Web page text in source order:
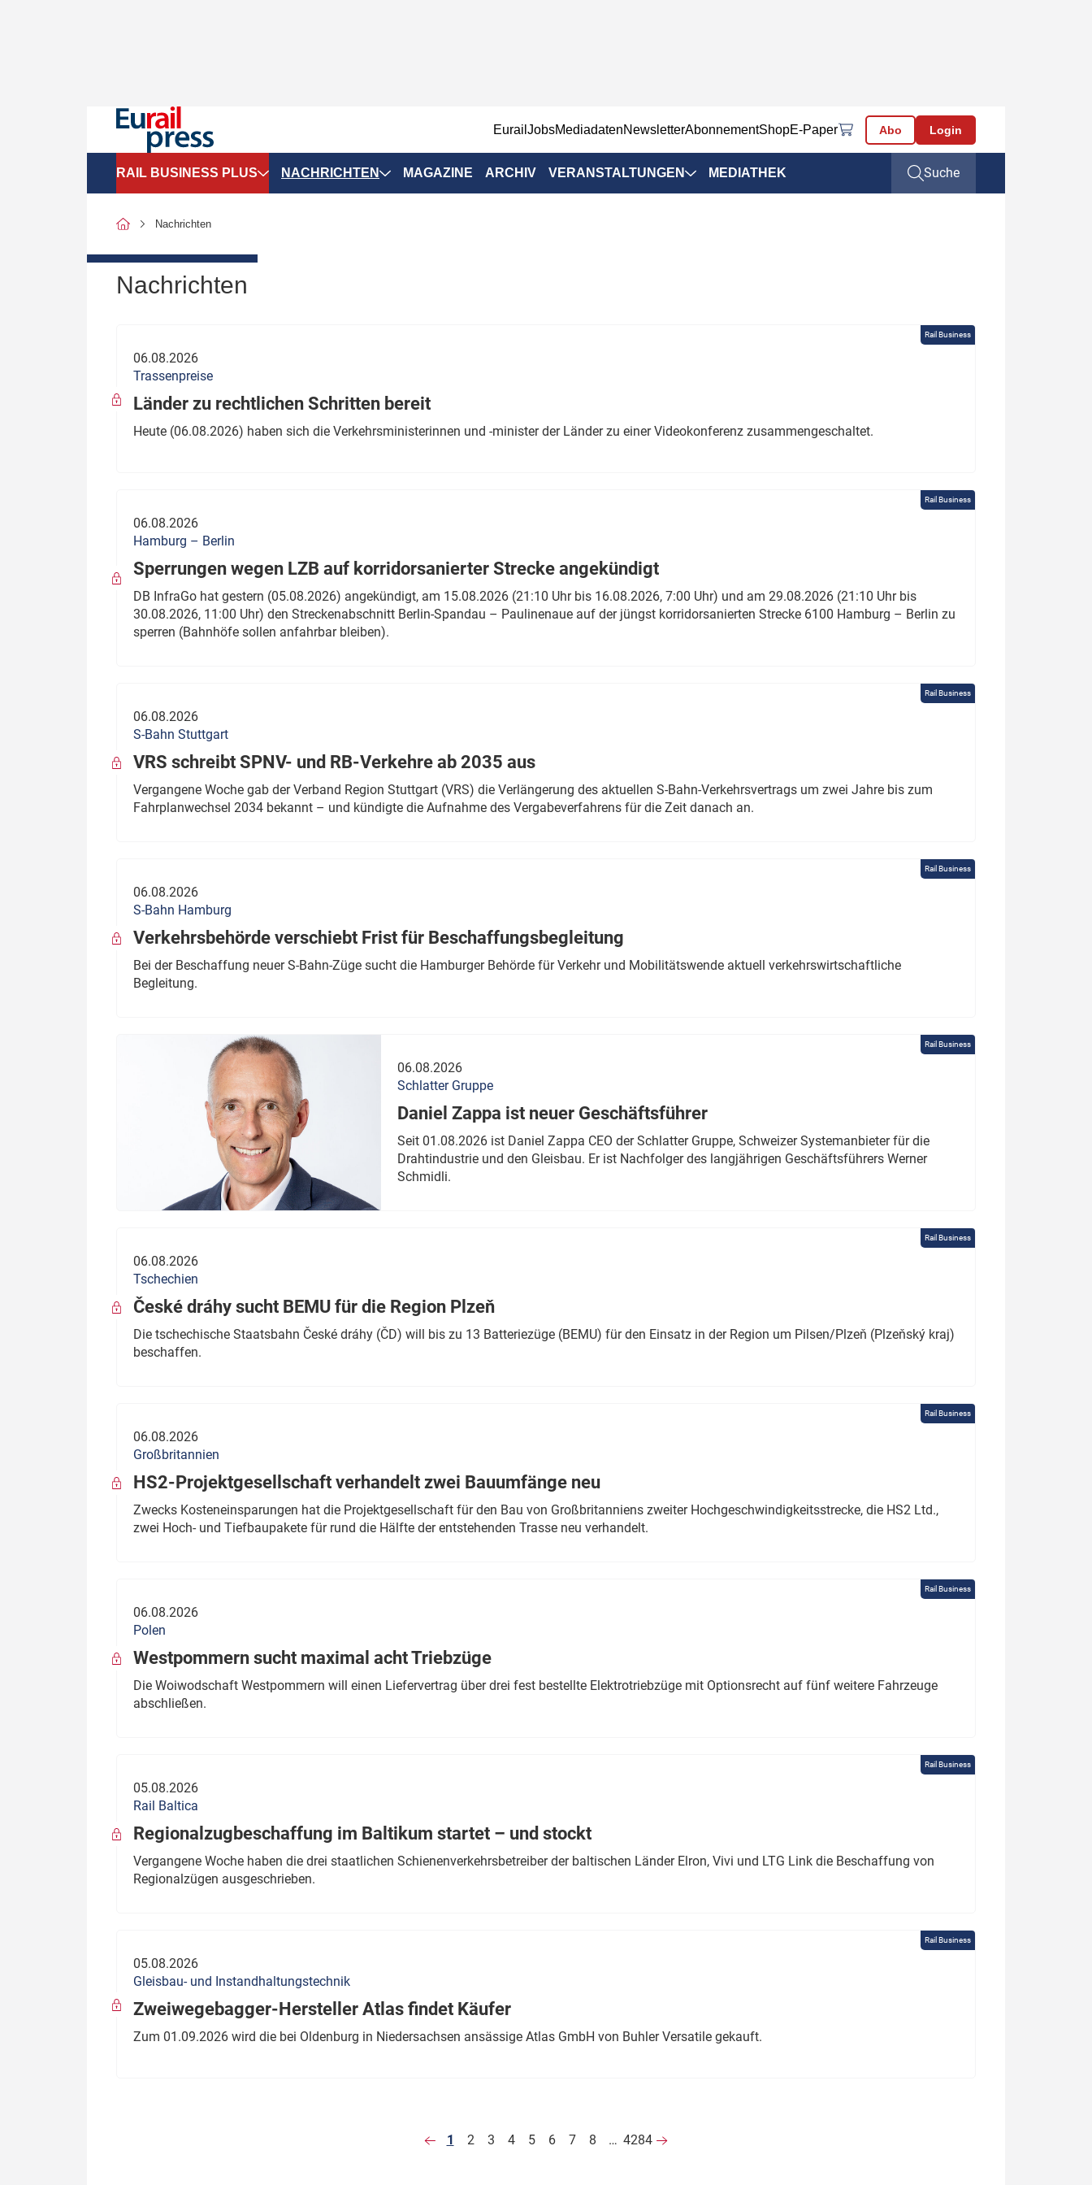
EurailJobsMediadatenNewsletterAbonnementShopE-Paper Abo Login
RAIL BUSINESS PLUS
SPNV-Marktdaten
Politik
wen?
Thema des Monats
Dossier: Generalsanierung
Dossier: ETCS
Dossier:
NACHRICHTEN MAGAZINE ARCHIV VERANSTALTUNGEN MEDIATHEK Suche
Nachrichten
Nachrichten
Rail Business
06.08.2026
Trassenpreise
Länder zu rechtlichen Schritten bereit
Heute (06.08.2026) haben sich die Verkehrsministerinnen und -minister der Länder zu einer Videokonferenz zusammengeschaltet.
Rail Business
06.08.2026
Hamburg – Berlin
Sperrungen wegen LZB auf korridorsanierter Strecke angekündigt
DB InfraGo hat gestern (05.08.2026) angekündigt, am 15.08.2026 (21:10 Uhr bis 16.08.2026, 7:00 Uhr) und am 29.08.2026 (21:10 Uhr bis
30.08.2026, 11:00 Uhr) den Streckenabschnitt Berlin-Spandau – Paulinenaue auf der jüngst korridorsanierten Strecke 6100 Hamburg – Berlin zu
sperren (Bahnhöfe sollen anfahrbar bleiben).
Rail Business
06.08.2026
S-Bahn Stuttgart
VRS schreibt SPNV- und RB-Verkehre ab 2035 aus
Vergangene Woche gab der Verband Region Stuttgart (VRS) die Verlängerung des aktuellen S-Bahn-Verkehrsvertrags um zwei Jahre bis zum
Fahrplanwechsel 2034 bekannt – und kündigte die Aufnahme des Vergabeverfahrens für die Zeit danach an.
Rail Business
06.08.2026
S-Bahn Hamburg
Verkehrsbehörde verschiebt Frist für Beschaffungsbegleitung
Bei der Beschaffung neuer S-Bahn-Züge sucht die Hamburger Behörde für Verkehr und Mobilitätswende aktuell verkehrswirtschaftliche
Begleitung.
Rail Business
06.08.2026
Schlatter Gruppe
Daniel Zappa ist neuer Geschäftsführer
Seit 01.08.2026 ist Daniel Zappa CEO der Schlatter Gruppe, Schweizer Systemanbieter für die
Drahtindustrie und den Gleisbau. Er ist Nachfolger des langjährigen Geschäftsführers Werner
Schmidli.
Rail Business
06.08.2026
Tschechien
České dráhy sucht BEMU für die Region Plzeň
Die tschechische Staatsbahn České dráhy (ČD) will bis zu 13 Batteriezüge (BEMU) für den Einsatz in der Region um Pilsen/Plzeň (Plzeňský kraj)
beschaffen.
Rail Business
06.08.2026
Großbritannien
HS2-Projektgesellschaft verhandelt zwei Bauumfänge neu
Zwecks Kosteneinsparungen hat die Projektgesellschaft für den Bau von Großbritanniens zweiter Hochgeschwindigkeitsstrecke, die HS2 Ltd.,
zwei Hoch- und Tiefbaupakete für rund die Hälfte der entstehenden Trasse neu verhandelt.
Rail Business
06.08.2026
Polen
Westpommern sucht maximal acht Triebzüge
Die Woiwodschaft Westpommern will einen Liefervertrag über drei fest bestellte Elektrotriebzüge mit Optionsrecht auf fünf weitere Fahrzeuge
abschließen.
Rail Business
05.08.2026
Rail Baltica
Regionalzugbeschaffung im Baltikum startet – und stockt
Vergangene Woche haben die drei staatlichen Schienenverkehrsbetreiber der baltischen Länder Elron, Vivi und LTG Link die Beschaffung von
Regionalzügen ausgeschrieben.
Rail Business
05.08.2026
Gleisbau- und Instandhaltungstechnik
Zweiwegebagger-Hersteller Atlas findet Käufer
Zum 01.09.2026 wird die bei Oldenburg in Niedersachsen ansässige Atlas GmbH von Buhler Versatile gekauft.
1 2 3 4 5 6 7 8 … 4284